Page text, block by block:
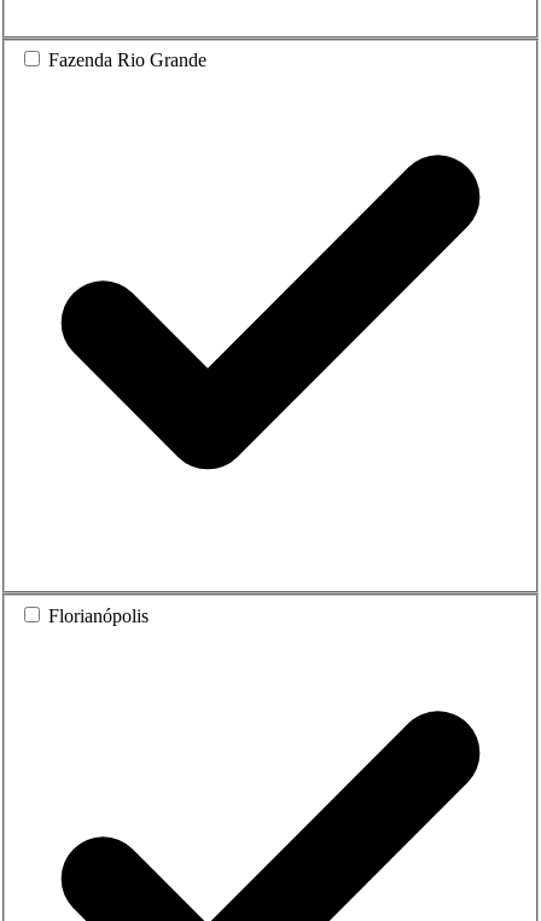
Fazenda Rio Grande
Florianópolis